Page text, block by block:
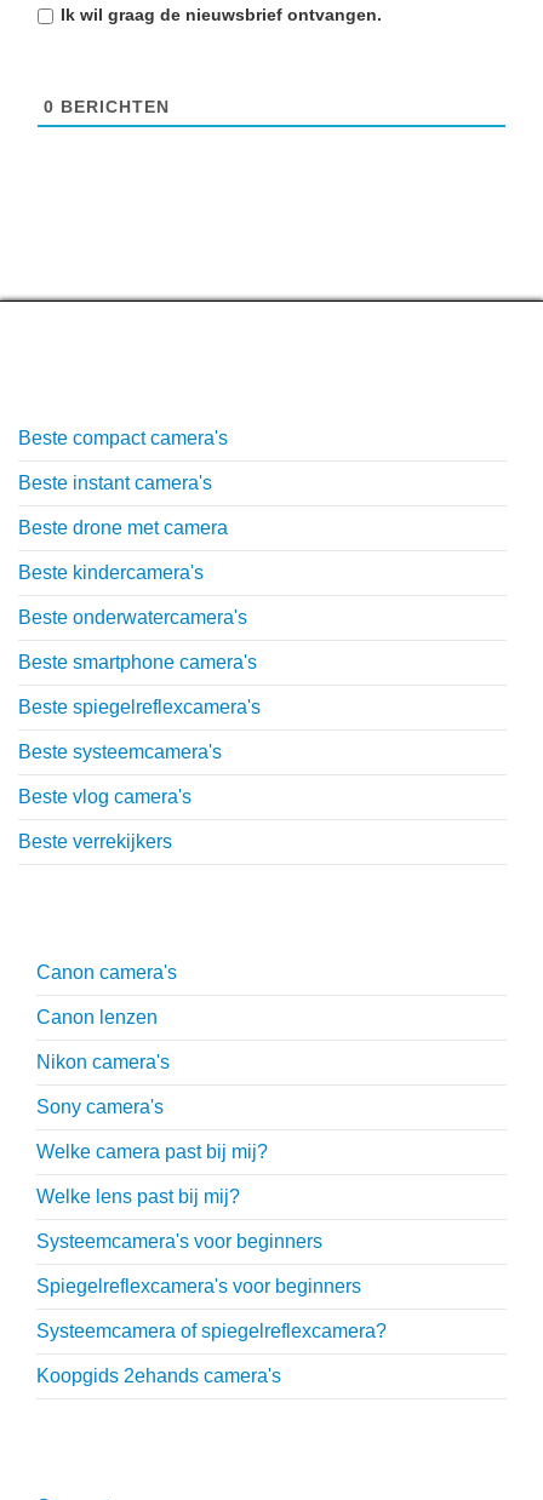
Ik wil graag de nieuwsbrief ontvangen.
0 BERICHTEN
Beste compact camera's
Beste instant camera's
Beste drone met camera
Beste kindercamera's
Beste onderwatercamera's
Beste smartphone camera's
Beste spiegelreflexcamera's
Beste systeemcamera's
Beste vlog camera's
Beste verrekijkers
Canon camera's
Canon lenzen
Nikon camera's
Sony camera's
Welke camera past bij mij?
Welke lens past bij mij?
Systeemcamera's voor beginners
Spiegelreflexcamera's voor beginners
Systeemcamera of spiegelreflexcamera?
Koopgids 2ehands camera's